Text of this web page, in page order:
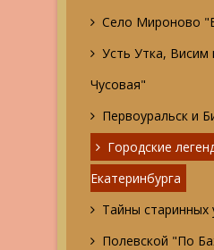
Село Мироново
Усть Утка, Висим
Чусовая"
Первоуральск и
Городские
Екатеринбурга
Тайны старинных
Полевской "По